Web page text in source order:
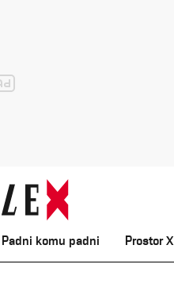
Padni komu padni Prostor X